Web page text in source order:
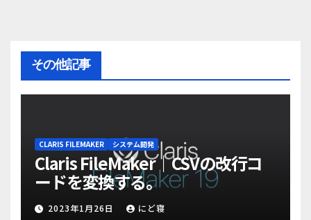
その他記事
CLARIS FILEMAKER システム開発
Claris FileMaker｜CSVの改行コ
ードを変換する。
2023年1月26日 にど寝